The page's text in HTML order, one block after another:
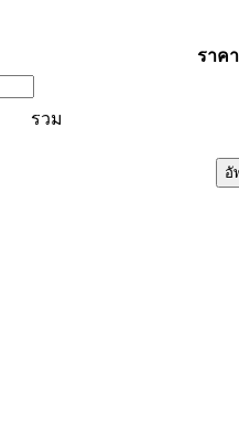
ราคา
รวม